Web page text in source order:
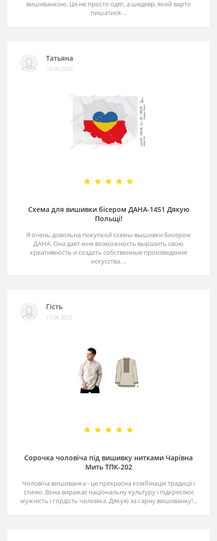
вишиванкою. Це не просто одяг, а шедевр, який варто
пишатися. ..
Татьяна
18.06.2023
Схема для вишивки бісером ДАНА-1451 Дякую
Польщі!
Я очень довольна покупкой схемы вышивки бисером
ДАНА. Она дает мне возможность выразить свою
креативность и создать собственные произведения
искусства. ..
Гість
17.06.2023
Сорочка чоловіча під вишивку нитками Чарівна
Мить ТПК-202
Чоловіча вишиванка - це прекрасна комбінація традиції і
стилю. Вона виражає національну культуру і підкреслює
мужність і гордість чоловіка. Дякую за гарну вишиванку! ..